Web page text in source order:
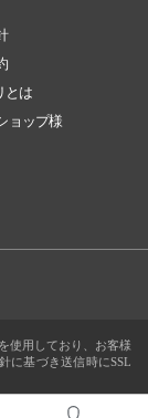
とは
ョップ様
使用しており、お客様
に基づき送信時にSSL